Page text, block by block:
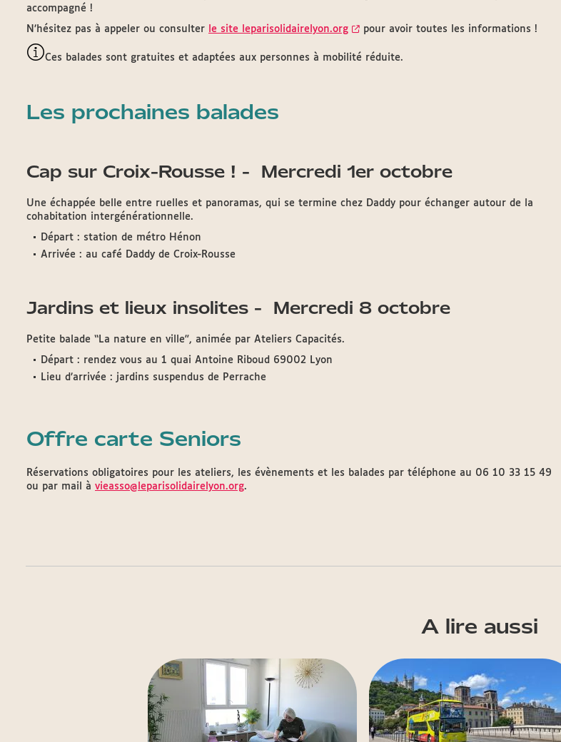
accompagné !
N’hésitez pas à appeler ou consulter le site leparisolidairelyon.org pour avoir toutes les informations !
Ces balades sont gratuites et adaptées aux personnes à mobilité réduite.
Les prochaines balades
Cap sur Croix-Rousse ! - Mercredi 1er octobre
Une échappée belle entre ruelles et panoramas, qui se termine chez Daddy pour échanger autour de la
cohabitation intergénérationnelle.
Départ : station de métro Hénon
Arrivée : au café Daddy de Croix-Rousse
Jardins et lieux insolites - Mercredi 8 octobre
Petite balade “La nature en ville”, animée par Ateliers Capacités.
Départ : rendez vous au 1 quai Antoine Riboud 69002 Lyon
Lieu d’arrivée : jardins suspendus de Perrache
Offre carte Seniors
Réservations obligatoires pour les ateliers, les évènements et les balades par téléphone au 06 10 33 15 49
ou par mail à vieasso@leparisolidairelyon.org.
A lire aussi